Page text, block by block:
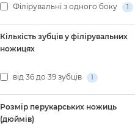
Філірувальні з одного боку 1
Кількість зубців у філірувальних
ножицях
від 36 до 39 зубців 1
Розмір перукарських ножиць
(дюймів)